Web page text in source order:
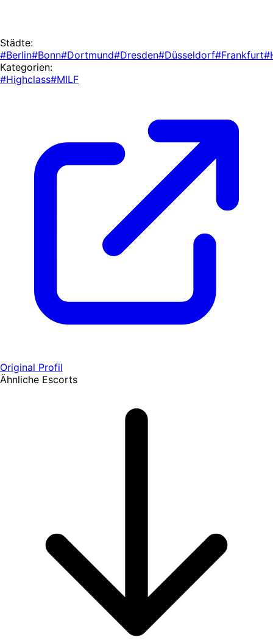
Städte:
#Berlin#Bonn#Dortmund#Dresden#Düsseldorf#Frankfurt
Kategorien:
#Highclass#MILF
Original Profil
Ähnliche Escorts